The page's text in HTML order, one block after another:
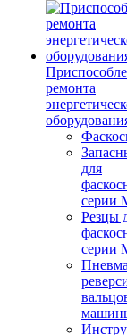
ремонта
для
серии
Резцы
серии